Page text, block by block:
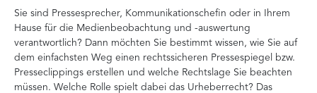
Sie sind Pressesprecher, Kommunikationschefin oder in Ihrem
Hause für die Medienbeobachtung und -auswertung
verantwortlich? Dann möchten Sie bestimmt wissen, wie Sie auf
dem einfachsten Weg einen rechtssicheren Pressespiegel bzw.
Presseclippings erstellen und welche Rechtslage Sie beachten
müssen. Welche Rolle spielt dabei das Urheberrecht? Das